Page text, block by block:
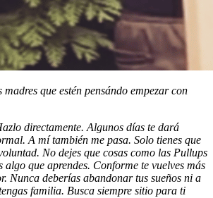
que estén pensándo empezar con
directamente. Algunos días te dará
A mí también me pasa. Solo tienes que
No dejes que cosas como las Pullups
algo que aprendes. Conforme te vuelves más
Nunca deberías abandonar tus sueños ni a
familia. Busca siempre sitio para ti